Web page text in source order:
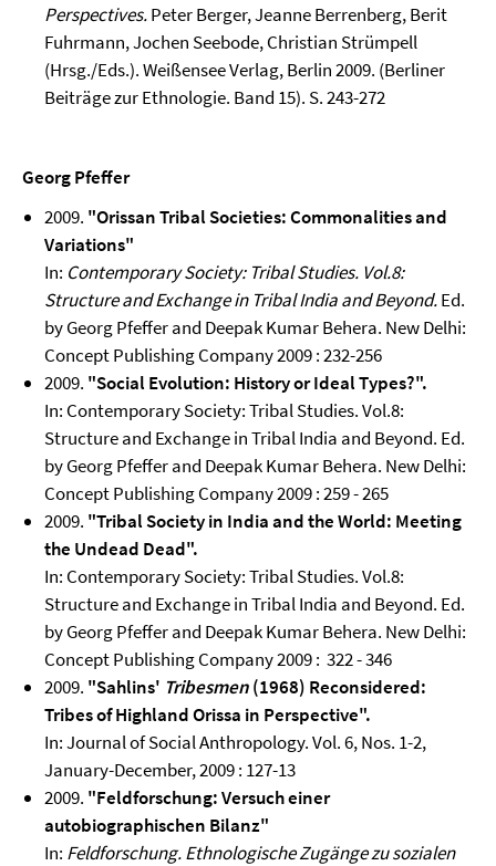
Perspectives.Peter Berger, Jeanne Berrenberg, Berit
Fuhrmann, Jochen Seebode, Christian Strümpell
(Hrsg./Eds.). Weißensee Verlag, Berlin 2009. (Berliner
Beiträge zur Ethnologie. Band 15). S. 243-272
Georg Pfeffer
2009. "Orissan Tribal Societies: Commonalities and
Variations"
In: Contemporary Society: Tribal Studies. Vol.8:
Structure and Exchange in Tribal India and Beyond.Ed.
by Georg Pfeffer and Deepak Kumar Behera. New Delhi:
Concept Publishing Company 2009 : 232-256
2009. "Social Evolution: History or Ideal Types?".
In: Contemporary Society: Tribal Studies. Vol.8:
Structure and Exchange in Tribal India and Beyond. Ed.
by Georg Pfeffer and Deepak Kumar Behera. New Delhi:
Concept Publishing Company 2009 : 259 - 265
2009. "Tribal Society in India and the World: Meeting
the Undead Dead".
In: Contemporary Society: Tribal Studies. Vol.8:
Structure and Exchange in Tribal India and Beyond. Ed.
by Georg Pfeffer and Deepak Kumar Behera. New Delhi:
Concept Publishing Company 2009 : 322 - 346
2009. "Sahlins' Tribesmen(1968) Reconsidered:
Tribes of Highland Orissa in Perspective".
In: Journal of Social Anthropology. Vol. 6, Nos. 1-2,
January-December, 2009 : 127-13
2009. "Feldforschung: Versuch einer
autobiographischen Bilanz"
In: Feldforschung. Ethnologische Zugänge zu sozialen